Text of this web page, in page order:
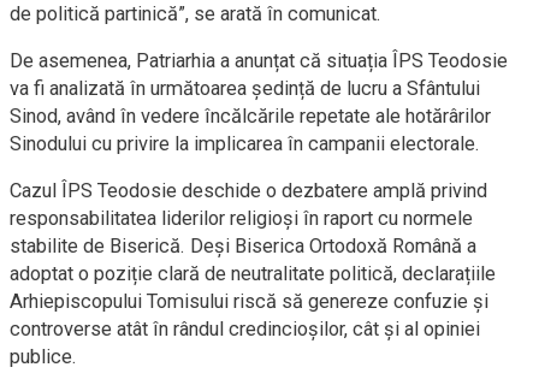
de politică partinică”, se arată în comunicat.
De asemenea, Patriarhia a anunțat că situația ÎPS Teodosie
va fi analizată în următoarea ședință de lucru a Sfântului
Sinod, având în vedere încălcările repetate ale hotărârilor
Sinodului cu privire la implicarea în campanii electorale.
Cazul ÎPS Teodosie deschide o dezbatere amplă privind
responsabilitatea liderilor religioși în raport cu normele
stabilite de Biserică. Deși Biserica Ortodoxă Română a
adoptat o poziție clară de neutralitate politică, declarațiile
Arhiepiscopului Tomisului riscă să genereze confuzie și
controverse atât în rândul credincioșilor, cât și al opiniei
publice.